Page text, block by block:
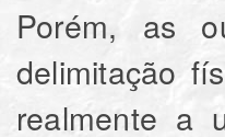
Porém, as
delimitação
realmente a